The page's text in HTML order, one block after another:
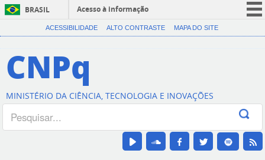
BRASIL
Acesso à informação
CORONAVÍRUS (COVID-19)
Canais
ACESSIBILIDADE ALTO CONTRASTE MAPA DO SITE
CNPq
MINISTÉRIO DA CIÊNCIA, TECNOLOGIA E INOVAÇÕES